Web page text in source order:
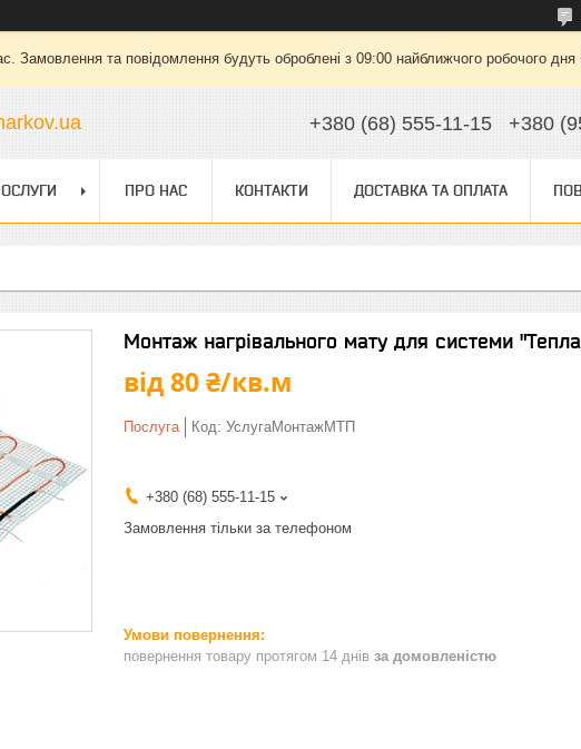
Замовлення та повідомлення будуть оброблені з 09:00 найближчого робочого дня
+380 (68) 555-11-15 +380
ПРО НАС КОНТАКТИ ДОСТАВКА ТА ОПЛАТА
Монтаж нагрівального мату для системи
від80 ₴/кв.м
Послуга Код: УслугаМонтажМТП
+380 (68) 555-11-15
Замовлення тільки за телефоном
повернення товару протягом 14 днів за домовленістю